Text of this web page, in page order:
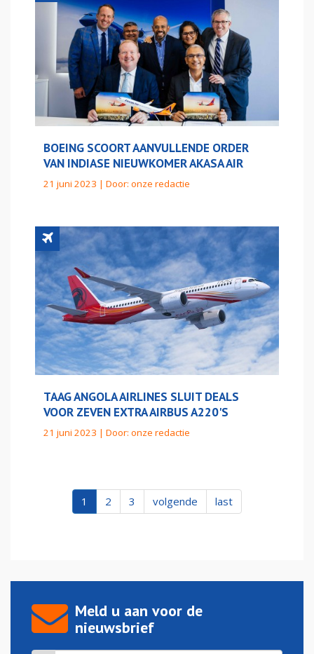
BOEING SCOORT AANVULLENDE ORDER
VAN INDIASE NIEUWKOMER AKASA AIR
21 juni 2023 | Door: onze redactie
TAAG ANGOLA AIRLINES SLUIT DEALS
VOOR ZEVEN EXTRA AIRBUS A220'S
21 juni 2023 | Door: onze redactie
1 2 3 volgende last
Meld u aan voor de
nieuwsbrief